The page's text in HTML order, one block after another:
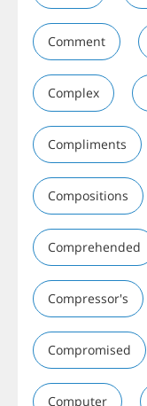
Comment
Complex
Compliments
Compositions
Comprehended
Compressor's
Compromised
Computer